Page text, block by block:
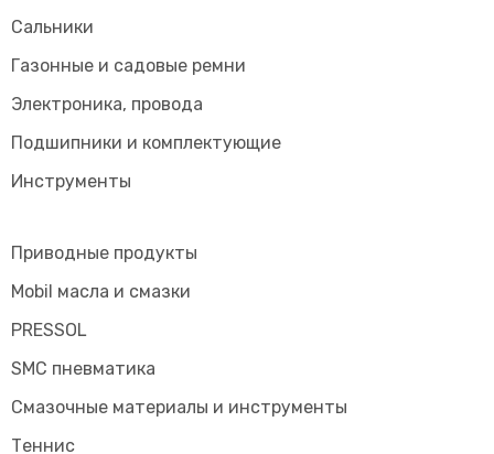
Сальники
Газонные и садовые ремни
Электроника, провода
Подшипники и комплектующие
Инструменты
Приводные продукты
Mobil масла и смазки
PRESSOL
SMC пневматика
Смазочные материалы и инструменты
Tеннис